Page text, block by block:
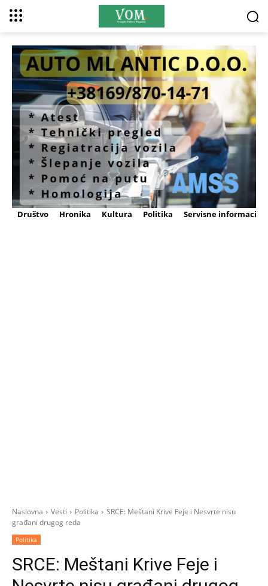
Društvo Hronika Kultura Politika Servisne informacije
Naslovna Vesti Politika
SRCE: Meštani Krive Feje i Nesvrte nisu
građani drugog reda
Politika
SRCE: Meštani Krive Feje i